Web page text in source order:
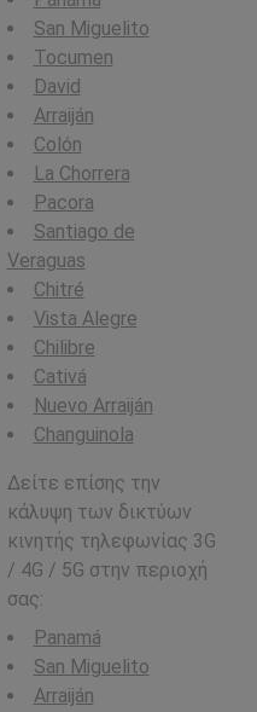
San Miguelito
Tocumen
David
Arraiján
Colón
La Chorrera
Pacora
Santiago de
Veraguas
Chitré
Vista Alegre
Chilibre
Cativá
Nuevo Arraiján
Changuinola
Δείτε επίσης την
κάλυψη των δικτύων
κινητής τηλεφωνίας 3G
/ 4G / 5G στην περιοχή
σας:
Panamá
San Miguelito
Arraiján